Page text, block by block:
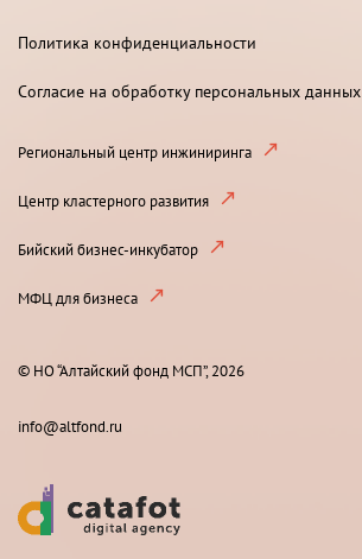
Политика конфиденциальности
Согласие на обработку персональных данных
Региональный центр инжиниринга
Центр кластерного развития
Бийский бизнес-инкубатор
МФЦ для бизнеса
© НО “Алтайский фонд МСП”, 2026
info@altfond.ru